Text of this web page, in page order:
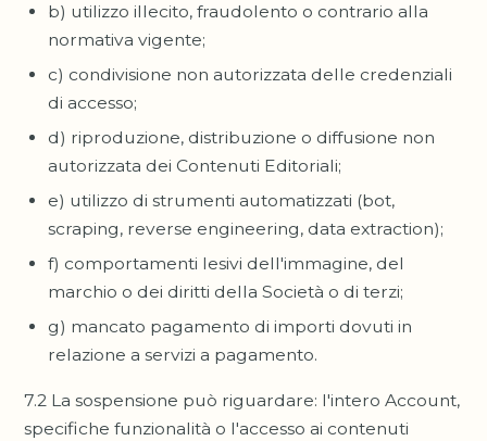
b) utilizzo illecito, fraudolento o contrario alla
normativa vigente;
c) condivisione non autorizzata delle credenziali
di accesso;
d) riproduzione, distribuzione o diffusione non
autorizzata dei Contenuti Editoriali;
e) utilizzo di strumenti automatizzati (bot,
scraping, reverse engineering, data extraction);
f) comportamenti lesivi dell'immagine, del
marchio o dei diritti della Società o di terzi;
g) mancato pagamento di importi dovuti in
relazione a servizi a pagamento.
7.2 La sospensione può riguardare: l'intero Account,
specifiche funzionalità o l'accesso ai contenuti